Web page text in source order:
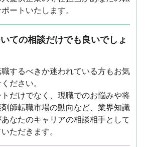
ートいたします。
ての相談だけでも良いでしょ
するべきか迷われている方もお気
ださい。
だけでなく、現職でのお悩みや将
師転職市場の動向など、業界知識
なたのキャリアの相談相手として
ただきます。